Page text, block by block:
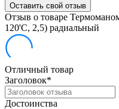
Оставить свой отзыв
Отзыв о товаре
120'С, 2,5) радиальный
Отличный товар
Заголовок*
Достоинства